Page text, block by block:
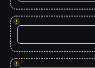
!
!